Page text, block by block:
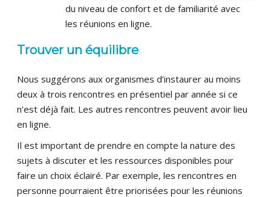
du niveau de confort et de familiarité avec
les réunions en ligne.
Trouver un équilibre
Nous suggérons aux organismes d’instaurer au moins
deux à trois rencontres en présentiel par année si ce
n’est déjà fait. Les autres rencontres peuvent avoir lieu
en ligne.
Il est important de prendre en compte la nature des
sujets à discuter et les ressources disponibles pour
faire un choix éclairé. Par exemple, les rencontres en
personne pourraient être priorisées pour les réunions